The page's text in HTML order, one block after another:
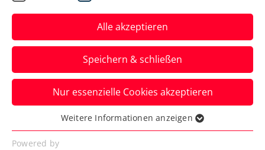
SeniorInnen
Meisterschaft wählen
Kärntner Mannschaftsmeisterschaft 2023 / Herren
Alle akzeptieren
Speichern & schließen
Nur essenzielle Cookies akzeptieren
Essenziell
Essenzielle Cookies werden für grundlegende
Weitere Informationen anzeigen
Powered by